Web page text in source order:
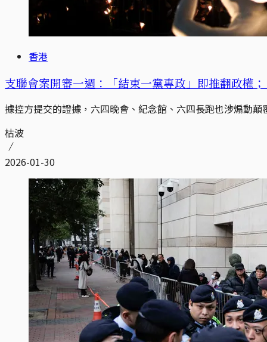
香港
支聯會案開審一週：「結束一黨專政」即推翻政權
據控方提交的證據，六四晚會、紀念館、六四長跑也涉煽動顛
枯波
2026-01-30